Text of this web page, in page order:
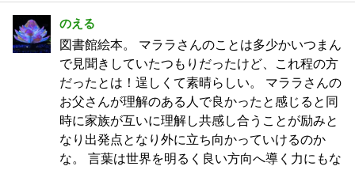
のえる
図書館絵本。 マララさんのことは多少かいつまん
で見聞きしていたつもりだったけど、これ程の方
だったとは！逞しくて素晴らしい。 マララさんの
お父さんが理解のある人で良かったと感じると同
時に家族が互いに理解し共感し合うことが励みと
なり出発点となり外に立ち向かっていけるのか
な。 言葉は世界を明るく良い方向へ導く力にもな